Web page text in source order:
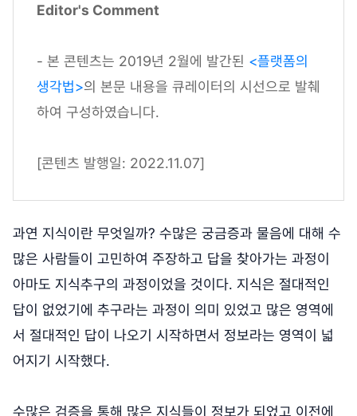
Editor's Comment
- 본 콘텐츠는 2019년 2월에 발간된 <플랫폼의
생각법>의 본문 내용을 큐레이터의 시선으로 발췌
하여 구성하였습니다.
[콘텐츠 발행일: 2022.11.07]
과연 지식이란 무엇일까? 수많은 궁금증과 물음에 대해 수
많은 사람들이 고민하여 주장하고 답을 찾아가는 과정이
아마도 지식추구의 과정이었을 것이다. 지식은 절대적인
답이 없었기에 추구라는 과정이 의미 있었고 많은 영역에
서 절대적인 답이 나오기 시작하면서 정보라는 영역이 넓
어지기 시작했다.
수많은 검증을 통해 많은 지식들이 정보가 되었고 이전에